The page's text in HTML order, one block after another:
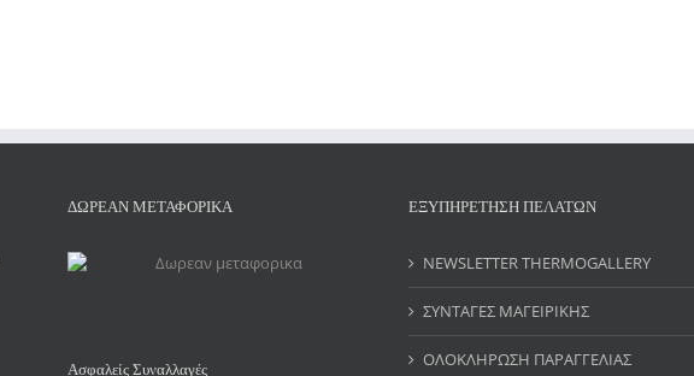
ΔΩΡΕΑΝ ΜΕΤΑΦΟΡΙΚΑ
Ασφαλείς Συναλλαγές
ΕΞΥΠΗΡΕΤΗΣΗ ΠΕΛΑΤΩΝ
NEWSLETTER THERMOGALLERY
ΣΥΝΤΑΓΕΣ ΜΑΓΕΙΡΙΚΗΣ
ΟΛΟΚΛΗΡΩΣΗ ΠΑΡΑΓΓΕΛΙΑΣ